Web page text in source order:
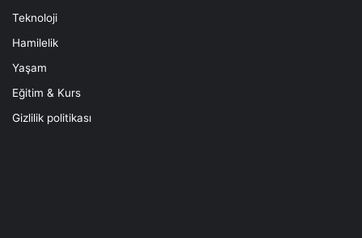
Teknoloji
Hamilelik
Yaşam
Eğitim & Kurs
Gizlilik politikası